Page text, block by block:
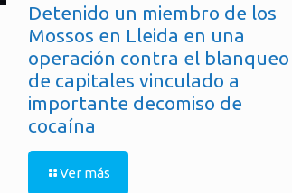
Detenido un miembro de los
Mossos en Lleida en una
operación contra el blanqueo
de capitales vinculado a
importante decomiso de
cocaína
Ver más